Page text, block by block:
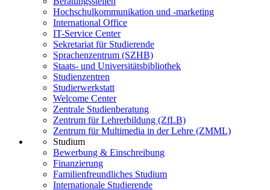
Hochschulkommunikation und -marketing
International Office
IT-Service Center
Sekretariat für Studierende
Sprachenzentrum (SZHB)
Staats- und Universitätsbibliothek
Studienzentren
Studierwerkstatt
Welcome Center
Zentrale Studienberatung
Zentrum für Lehrerbildung (ZfLB)
Zentrum für Multimedia in der Lehre (ZMML)
Studium
Bewerbung & Einschreibung
Finanzierung
Familienfreundliches Studium
Internationale Studierende